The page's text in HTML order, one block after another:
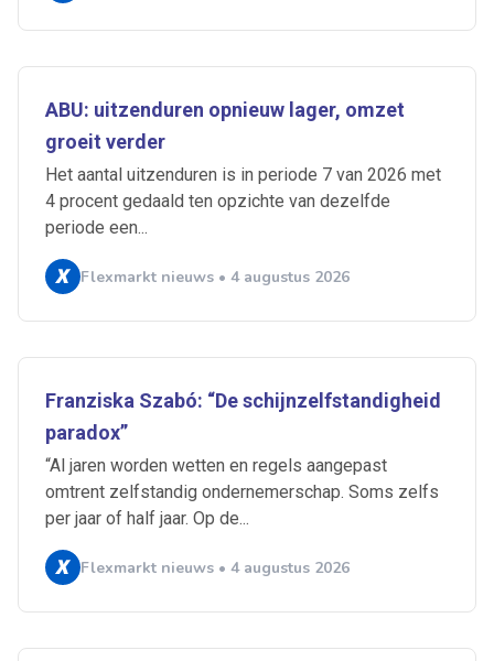
ABU: uitzenduren opnieuw lager, omzet
groeit verder
Het aantal uitzenduren is in periode 7 van 2026 met
4 procent gedaald ten opzichte van dezelfde
periode een...
Flexmarkt nieuws • 4 augustus 2026
Franziska Szabó: “De schijnzelfstandigheid
paradox”
“Al jaren worden wetten en regels aangepast
omtrent zelfstandig ondernemerschap. Soms zelfs
per jaar of half jaar. Op de...
Flexmarkt nieuws • 4 augustus 2026
Ontvang vacatures direct in